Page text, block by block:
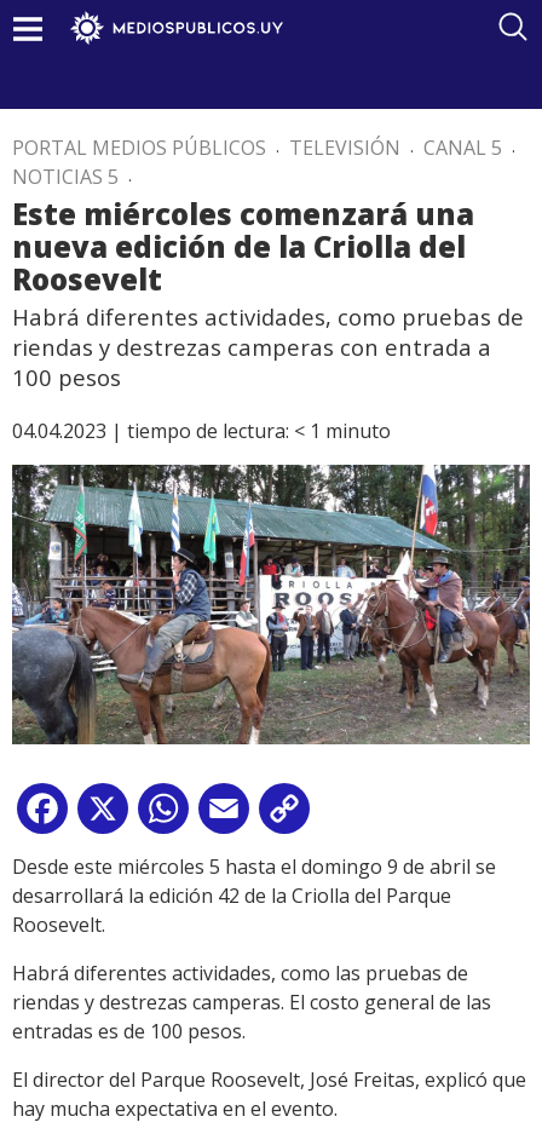
PORTAL MEDIOS PÚBLICOS . TELEVISIÓN . CANAL 5 .
NOTICIAS 5 .
Este miércoles comenzará una
nueva edición de la Criolla del
Roosevelt
Habrá diferentes actividades, como pruebas de
riendas y destrezas camperas con entrada a
100 pesos
04.04.2023 | tiempo de lectura: < 1 minuto
Facebook
X WhatsApp
Email
Link
Desde este miércoles 5 hasta el domingo 9 de abril se
desarrollará la edición 42 de la Criolla del Parque
Roosevelt.
Habrá diferentes actividades, como las pruebas de
riendas y destrezas camperas. El costo general de las
entradas es de 100 pesos.
El director del Parque Roosevelt, José Freitas, explicó que
hay mucha expectativa en el evento.